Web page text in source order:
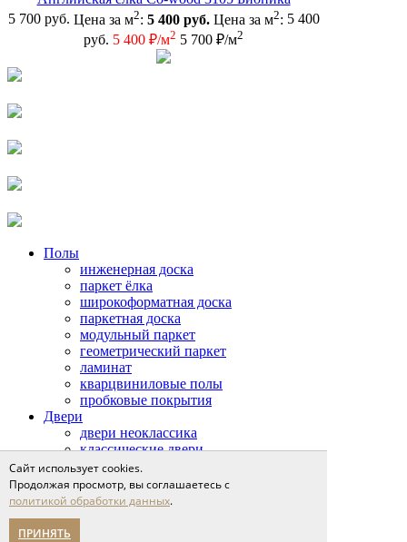
5 700 руб. Цена за м2: 5 400 руб. Цена за м2: 5 400
руб. 5 400 ₽/м2 5 700 ₽/м2
Полы
инженерная доска
паркет ёлка
широкоформатная доска
паркетная доска
модульный паркет
геометрический паркет
ламинат
кварцвиниловые полы
пробковые покрытия
Двери
двери неоклассика
классические двери
современные двери
двери из массива
Стеновые панели
Столярные изделия
Сайт использует cookies.
Продолжая просмотр, вы соглашаетесь с
политикой обработки данных.
ПРИНЯТЬ